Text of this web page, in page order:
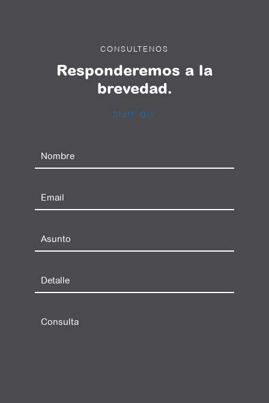
CONSULTENOS
Responderemos a la
brevedad.
Staff GIV